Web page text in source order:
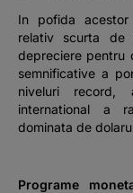
In pofida
relativ scurta
depreciere pentru
semnificative a
niveluri record,
international a
dominata de
Programe